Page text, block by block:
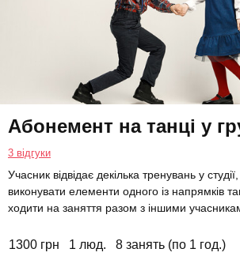
Абонемент на танці у
3 відгуки
Учасник відвідає декілька тренувань у
виконувати елементи одного із напрямків
ходити на заняття разом з іншими
1300 грн 1 люд. 8 занять (по 1 год.)